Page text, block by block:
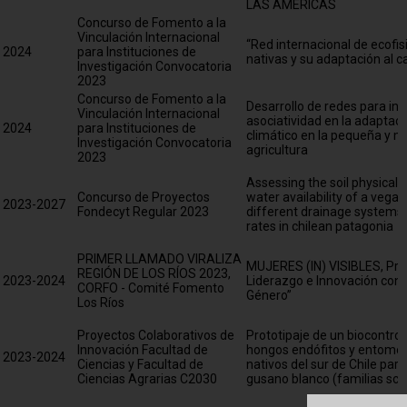
LAS AMÉRICAS
2024
Concurso de Fomento a la
Vinculación Internacional
para Instituciones de
Investigación Convocatoria
2023
“Red internacional de
nativas y su adaptación al
2024
Concurso de Fomento a la
Vinculación Internacional
para Instituciones de
Investigación Convocatoria
2023
Desarrollo de redes para
asociatividad en la
climático en la pequeña y
agricultura
2023-2027
Concurso de Proyectos
Fondecyt Regular 2023
Assessing the soil physical
water availability of a vega
different drainage systems
rates in chilean patagonia
2023-2024
PRIMER LLAMADO VIRALIZA
REGIÓN DE LOS RÍOS 2023,
CORFO - Comité Fomento
Los Ríos
MUJERES (IN) VISIBLES,
Liderazgo e Innovación
Género”
2023-2024
Proyectos Colaborativos de
Innovación Facultad de
Ciencias y Facultad de
Ciencias Agrarias C2030
Prototipaje de un
hongos endófitos y
nativos del sur de Chile para
gusano blanco (familias